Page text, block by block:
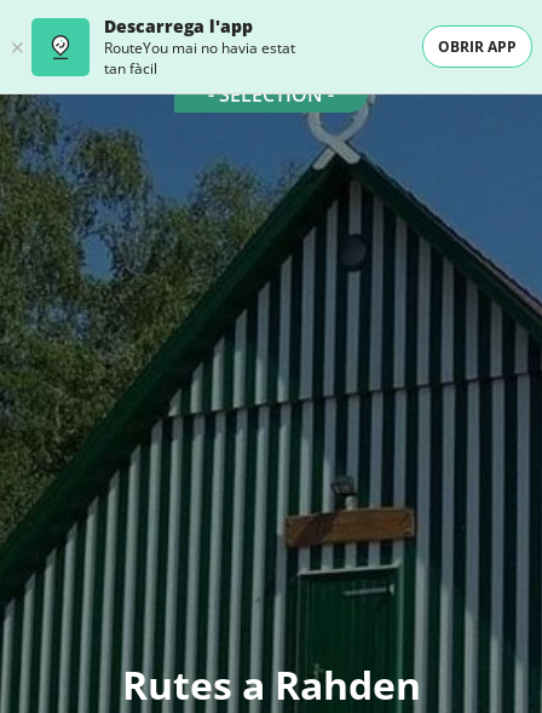
Descarrega l'app
RouteYou mai no havia estat
tan fàcil
OBRIR APP
- SELECTION -
Rutes a Rahden